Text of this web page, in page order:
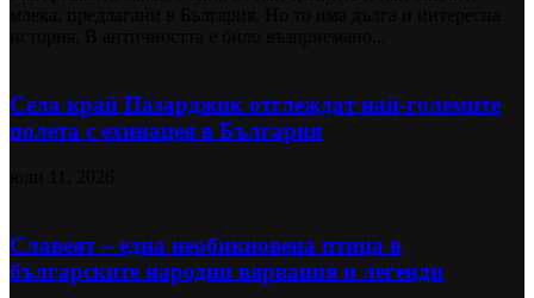
Села край Пазарджик отглеждат най-големите
полета с ехинацея в България
Славеят – една необикновена птица в
българските народни вярвания и легенди